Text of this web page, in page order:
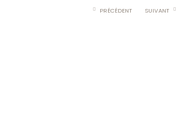
PRÉCÉDENT SUIVANT